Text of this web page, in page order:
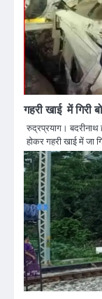
गहरी खाई में गिरी
रुद्रप्रयाग। बदरीनाथ
होकर गहरी खाई में जा